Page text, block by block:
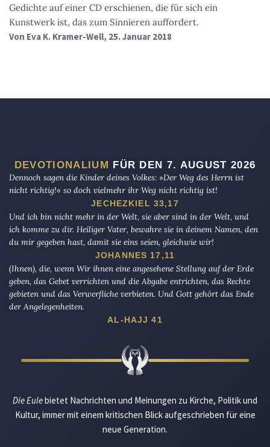
Gedichte auf einer CD erschienen, die für sich ein
Kunstwerk ist, das zum Sinnieren auffordert.
Von Eva K. Kramer-Well, 25. Januar 2018
DEVOTIONALIUM
FÜR DEN 7. AUGUST 2026
Dennoch sagen die Kinder deines Volkes: »Der Weg des Herrn ist
nicht richtig!« so doch vielmehr ihr Weg nicht richtig ist!
JECHEZKIEL 33,17
Und ich bin nicht mehr in der Welt, sie aber sind in der Welt, und
ich komme zu dir. Heiliger Vater, bewahre sie in deinem Namen, den
du mir gegeben hast, damit sie eins seien, gleichwie wir!
JOHANNES 17,11
(Ihnen), die, wenn Wir ihnen eine angesehene Stellung auf der Erde
geben, das Gebet verrichten und die Abgabe entrichten, das Rechte
gebieten und das Verwerfliche verbieten. Und Gott gehört das Ende
der Angelegenheiten.
AL-HAJJ 41
Die Eulebietet Nachrichten und Meinungen zu Kirche, Politik und
Kultur, immer mit einem kritischen Blick aufgeschrieben für eine
neue Generation.